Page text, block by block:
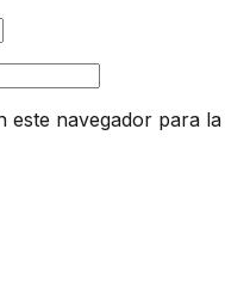
este navegador para la